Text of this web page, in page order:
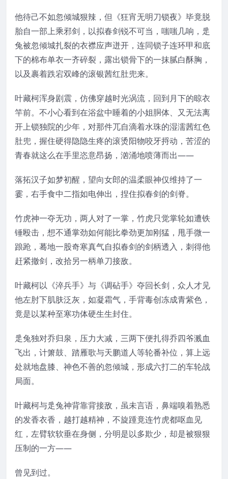
他待己不如忽倾城狠辣，但《狂宵无明刀锁夜》毕竟脱
胎自一部上乘邪剑，以拟春剑锐不可当，嗤嗤几响，辵
兔被忽倾城扎裂的衣襟应声迸开，连同锁子连环甲和底
下的棉布单衣一齐碎裂，露出锁骨下的一抹腻白酥胸，
以及裹着跌宕双峰的滚银茜红肚兜来。
叶藏柯浑身剧震，仿佛穿越时光涡流，回到月下的晾衣
竿前。不小心看到在浴盆中睡着的小姐胴体、又无法离
开上锁独院的少年，对那件兀自滴着水珠的湿濡茜红色
肚兜，握住硬得隐隐生疼的滚烫阳物咬牙捋动，苦涩的
青春就这么在手里恣意昂扬，汹涌地喷薄而出——
落拓汉子如梦初醒，望向女郎的温柔眼神仅维持了一
霎，右手食中二指如电伸出，捏住拟春剑的剑脊。
竹虎神一夺无功，两人对了一掌，竹虎只觉掌轮如遭铁
锤殴击，想不通掌劲如何能比拳劲更加刚猛，甩手微一
踉跄，蓦地一股奇寒真气自拟春剑的剑柄透入，刺得他
赶紧撤剑，改拾另一柄单刀接敌。
叶藏柯以《淬兵手》与《调砧手》夺回长剑，众人才见
他左肘下肌肤泛灰，如凝霜气，手背毒创冻成青紫色，
竟是以某种至寒功体硬生生封住。
辵兔独对乔归泉，压力大减，三两下便扎得乔四爷溅血
飞出，计箫鼓、踏雁歌与天鹏道人等轮番补位，算上远
处就地盘膝、神色不善的忽倾城，形成六打二的车轮战
局面。
叶藏柯与辵兔神背靠背接敌，虽未言语，鼻端嗅着熟悉
的发香衣香，越打越精神，不旋踵竟连竹虎都呕血见
红，左臂软软垂在身侧，分明是以多欺少，却是被狠狠
压制的一方——
曾见到过。